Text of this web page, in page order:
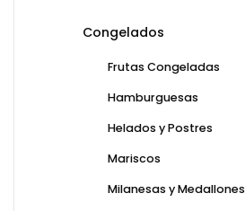
Congelados
Frutas Congeladas
Hamburguesas
Helados y Postres
Mariscos
Milanesas y Medallones